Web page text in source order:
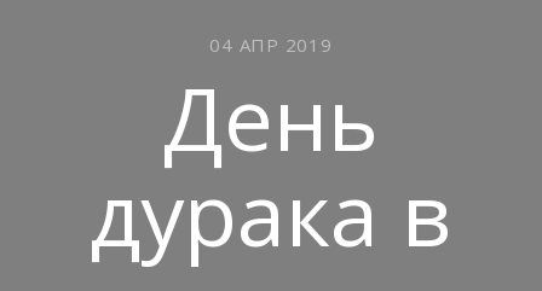
04 АПР 2019
День
дурака в